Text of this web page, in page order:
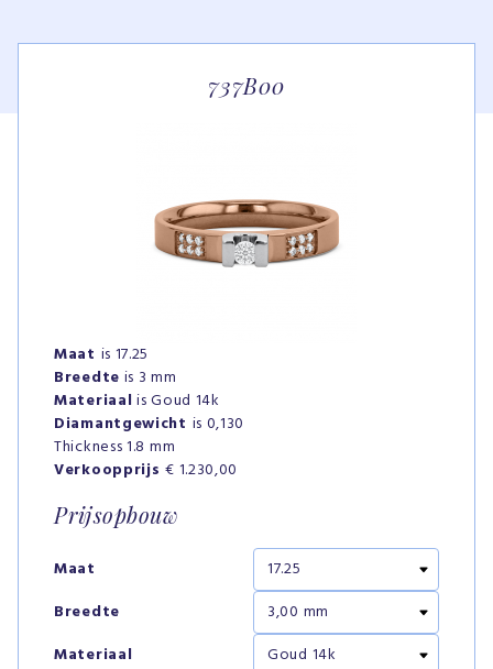
737B00
Maat is 17.25
Breedte is 3 mm
Materiaalis Goud 14k
Diamantgewicht is 0,130
Thickness 1.8 mm
Verkoopprijs€ 1.230,00
Prijsopbouw
Maat
Breedte
Materiaal